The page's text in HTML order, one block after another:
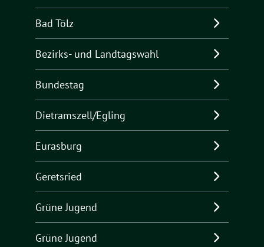
Bad Tölz
Bezirks- und Landtagswahl
Bundestag
Dietramszell/Egling
Eurasburg
Geretsried
Grüne Jugend
Grüne Jugend